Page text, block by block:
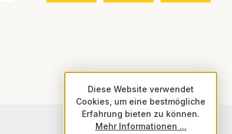
Diese Website verwendet
Cookies, um eine bestmögliche
Erfahrung bieten zu können.
Mehr Informationen ...